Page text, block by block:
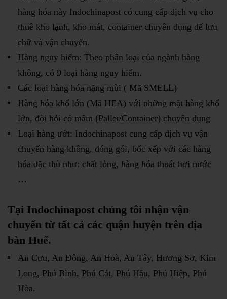
hàng hóa này Indochinapost có cung cấp dịch vụ cho
thuê kho lạnh, kho mát, container chuyên dụng để lưu
chữ và vận chuyển.
Hàng nguy hiểm: Theo phân loại của ngành hàng
không, có 9 loại hàng nguy hiểm.
Các loại hàng hóa nặng mùi ( Mã SMELL)
Hàng hóa khổ lớn (Mã HEA) với những mặt hàng khổ
lớn, đòi hỏi có mâm (Pallet/Container) chuyên dụng
Loại hàng ướt: Indochinapost cung cấp dịch vụ vận
chuyển hàng không, đóng gói, bốc xếp với các hàng
hóa đặc thù như: chất lỏng, hàng hóa thoát hơi nước
…
Tại Indochinapost chúng tôi nhận vận
chuyển từ tất cả các quận huyện trên địa
bàn Huế.
An Cựu, An Đông, An Hoà, An Tây, Hương Sơ, Kim
Long, Phú Bình, Phú Cát, Phú Hậu, Phú Hiệp, Phú
Hòa.